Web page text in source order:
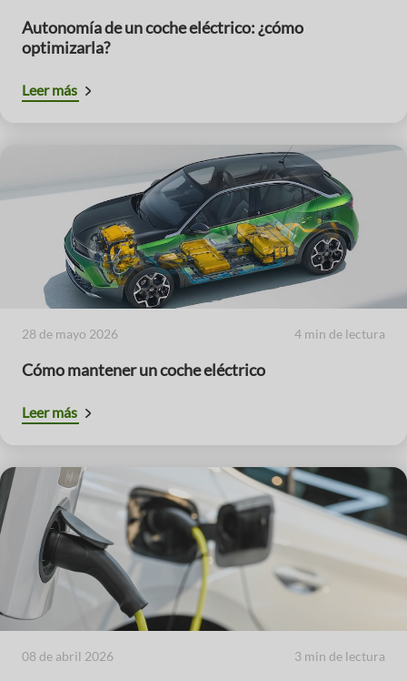
Autonomía de un coche eléctrico: ¿cómo
optimizarla?
Leer más
28 de mayo 2026 4 min de lectura
Cómo mantener un coche eléctrico
Leer más
08 de abril 2026 3 min de lectura